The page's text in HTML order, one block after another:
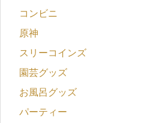
コンビニ
原神
スリーコインズ
園芸グッズ
お風呂グッズ
パーティー